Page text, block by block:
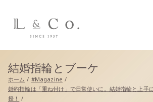
L&co.（エ
結婚指輪とブーケ
ホーム
#Magazine
婚約指輪は「重ね付け」で日常使いに。結婚指輪と上手
授！